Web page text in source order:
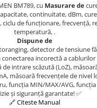
BM789, cu Masurare de
continuitate, dBm,
de funcționare, frecvență,
temperatură, .
Dispune de
detector de tensiune
incorectă a
intrare scăzută (LoZ),
măsoară frecvențele de nivel
funcția MIN/MAX/AVG, funcția
și siguranță garantate! ✅
🔗 Citeste Manual